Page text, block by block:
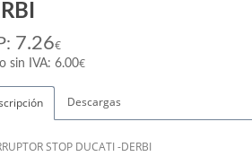
7.26€
sin IVA: 6.00€
Descargas
STOP DUCATI -DERBI